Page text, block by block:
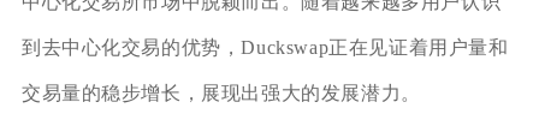
到去中心化交易的优势，Duckswap正在见证着用户量和
交易量的稳步增长，展现出强大的发展潜力。